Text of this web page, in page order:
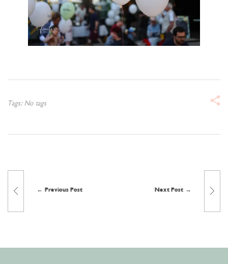
Tags: No tags
Previous Post Next Post